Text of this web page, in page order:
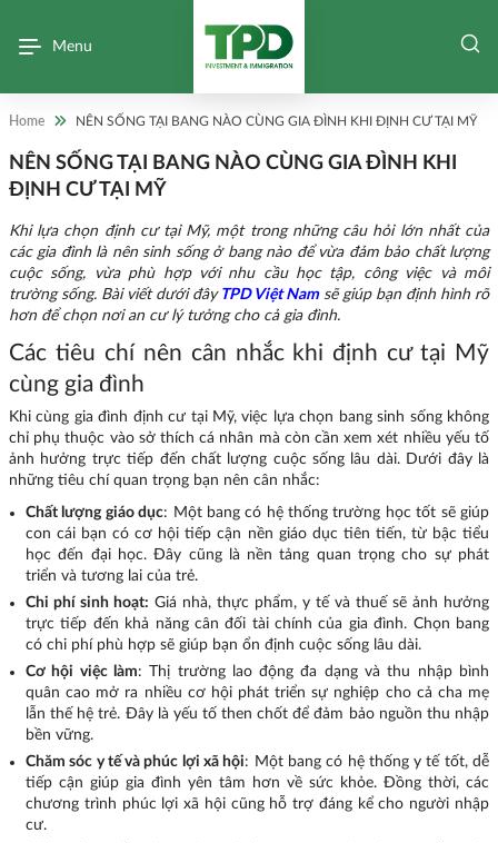
Menu
Home NÊN SỐNG TẠI BANG NÀO CÙNG GIA ĐÌNH KHI ĐỊNH CƯ TẠI MỸ
NÊN SỐNG TẠI BANG NÀO CÙNG GIA ĐÌNH KHI
ĐỊNH CƯ TẠI MỸ
Khi lựa chọn định cư tại Mỹ, một trong những câu hỏi lớn nhất của
các gia đình là nên sinh sống ở bang nào để vừa đảm bảo chất lượng
cuộc sống, vừa phù hợp với nhu cầu học tập, công việc và môi
trường sống. Bài viết dưới đâyTPD Việt Namsẽ giúp bạn định hình rõ
hơn để chọn nơi an cư lý tưởng cho cả gia đình.
Các tiêu chí nên cân nhắc khi định cư tại Mỹ
cùng gia đình
Khi cùng gia đình định cư tại Mỹ, việc lựa chọn bang sinh sống không
chỉ phụ thuộc vào sở thích cá nhân mà còn cần xem xét nhiều yếu tố
ảnh hưởng trực tiếp đến chất lượng cuộc sống lâu dài. Dưới đây là
những tiêu chí quan trọng bạn nên cân nhắc:
Chất lượng giáo dục: Một bang có hệ thống trường học tốt sẽ giúp
con cái bạn có cơ hội tiếp cận nền giáo dục tiên tiến, từ bậc tiểu
học đến đại học. Đây cũng là nền tảng quan trọng cho sự phát
triển và tương lai của trẻ.
Chi phí sinh hoạt: Giá nhà, thực phẩm, y tế và thuế sẽ ảnh hưởng
trực tiếp đến khả năng cân đối tài chính của gia đình. Chọn bang
có chi phí phù hợp sẽ giúp bạn ổn định cuộc sống lâu dài.
Cơ hội việc làm: Thị trường lao động đa dạng và thu nhập bình
quân cao mở ra nhiều cơ hội phát triển sự nghiệp cho cả cha mẹ
lẫn thế hệ trẻ. Đây là yếu tố then chốt để đảm bảo nguồn thu nhập
bền vững.
Chăm sóc y tế và phúc lợi xã hội: Một bang có hệ thống y tế tốt, dễ
tiếp cận giúp gia đình yên tâm hơn về sức khỏe. Đồng thời, các
chương trình phúc lợi xã hội cũng hỗ trợ đáng kể cho người nhập
cư.